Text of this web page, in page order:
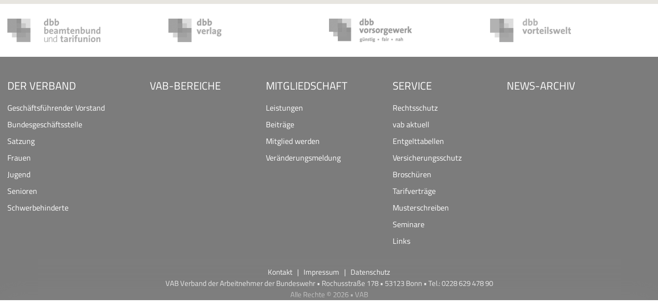
DER VERBAND
Geschäftsführender Vorstand
Bundesgeschäftsstelle
Satzung
Frauen
Jugend
Senioren
Schwerbehinderte
VAB-BEREICHE MITGLIEDSCHAFT
Leistungen
Beiträge
Mitglied werden
Veränderungsmeldung
SERVICE
Rechtsschutz
vab aktuell
Entgelttabellen
Versicherungsschutz
Broschüren
Tarifverträge
Musterschreiben
Seminare
Links
NEWS-ARCHIV
Kontakt Impressum
Datenschutz
VAB Verband der Arbeitnehmer der Bundeswehr • Rochusstraße 178 • 53123 Bonn • Tel.: 0228 629 478 90
Alle Rechte © 2026 • VAB